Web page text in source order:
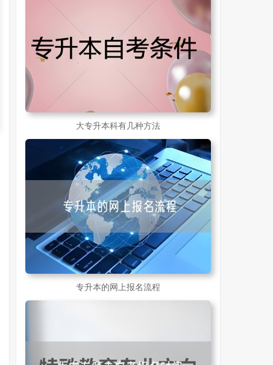
成人大专学历提升报考流程详解：从报名条件到成功入学全指南
30岁想提升自己的学历
成人初中学历怎么提升中专学历啊 526
大专升本科有几种方法
专升本的网上报名流程